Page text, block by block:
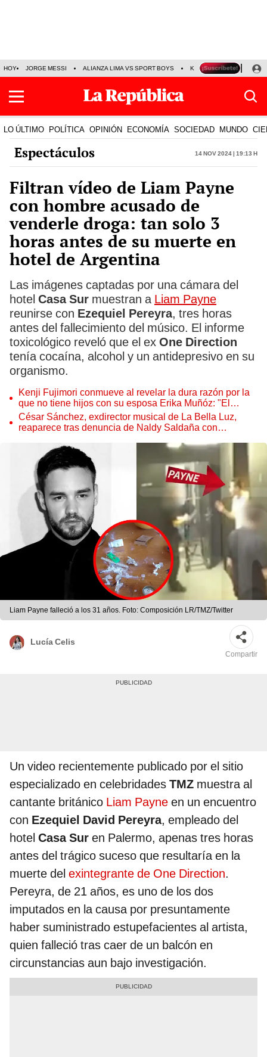
HOY JORGE MESSI ALIANZA LIMA VS SPORT BOYS KENJI FUJIMORI
LO ÚLTIMO POLÍTICA OPINIÓN ECONOMÍA SOCIEDAD MUNDO
Espectáculos 14 Nov 2024 | 19:13 h
Filtran vídeo de Liam Payne
con hombre acusado de
venderle droga: tan solo 3
horas antes de su muerte en
hotel de Argentina
Las imágenes captadas por una cámara del
hotel Casa Sur muestran a Liam Payne
reunirse con Ezequiel Pereyra, tres horas
antes del fallecimiento del músico. El informe
toxicológico reveló que el ex One Direction
tenía cocaína, alcohol y un antidepresivo en su
organismo.
Kenji Fujimori conmueve al revelar la dura razón por la
que no tiene hijos con su esposa Erika Muñóz: "El
proceso judicial"
César Sánchez, exdirector musical de La Bella Luz,
reaparece tras denuncia de Naldy Saldaña con
Liam Payne falleció a los 31 años. Foto: Composición LR/TMZ/Twitter
Lucía Celis
Compartir
Un video recientemente publicado por el sitio
especializado en celebridades TMZ muestra al
cantante británico Liam Payne en un encuentro
con Ezequiel David Pereyra, empleado del
hotel Casa Sur en Palermo, apenas tres horas
antes del trágico suceso que resultaría en la
muerte del exintegrante de One Direction.
Pereyra, de 21 años, es uno de los dos
imputados en la causa por presuntamente
haber suministrado estupefacientes al artista,
quien falleció tras caer de un balcón en
circunstancias aun bajo investigación.